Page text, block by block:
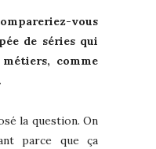
vous
de séries qui
comme
la question. On
parce que ça